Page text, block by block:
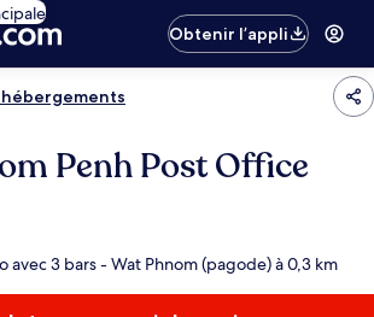
Obtenir l’appli
Penh Post Office
avec 3 bars - Wat Phnom (pagode) à 0,3 km